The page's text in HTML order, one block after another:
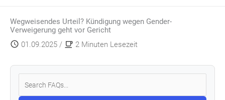
Wegweisendes Urteil? Kündigung wegen Gender-
Verweigerung geht vor Gericht
01.09.2025 / 2 Minuten Lesezeit